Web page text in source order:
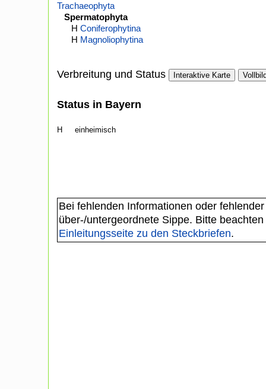
Trachaeophyta
Spermatophyta
H Coniferophytina
H Magnoliophytina
Verbreitung und Status Interaktive Karte
Status in Bayern
H einheimisch
Bei fehlenden Informationen oder
über-/untergeordnete Sippe. Bitte
Einleitungsseite zu den Steckbriefen.